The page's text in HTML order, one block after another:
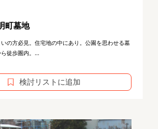
町墓地
の方必見。住宅地の中にあり。公園を思わせる墓
徒歩圏内。...
検討リストに追加